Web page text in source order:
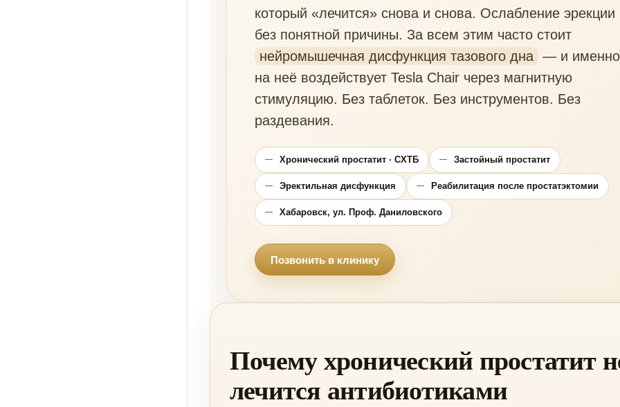
который «лечится» снова и снова. Ослабление эрекции
без понятной причины. За всем этим часто стоит
нейромышечная дисфункция тазового дна — и именно
на неё воздействует Tesla Chair через магнитную
стимуляцию. Без таблеток. Без инструментов. Без
раздевания.
Хронический простатит · СХТБ Застойный простатит
Эректильная дисфункция Реабилитация после простатэктомии
Хабаровск, ул. Проф. Даниловского
Позвонить в клинику
Почему хронический простатит
лечится антибиотиками